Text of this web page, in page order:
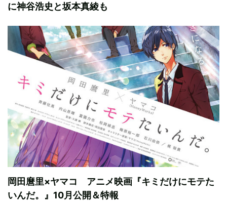
に神谷浩史と坂本真綾も
岡田麿里×ヤマコ アニメ映画『キミだけにモテた
いんだ。』10月公開＆特報